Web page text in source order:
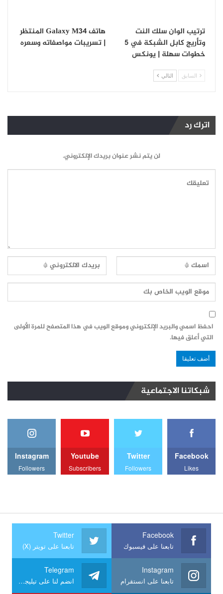
ترتيب الوان سلك النت
وتأريج كابل الشبكة في 5
خطوات سهلة | يونكس
هاتف Galaxy M34 المنتظر
| تسريبات مواصفاته وسعره
السابق التالي
اترك رد
لن يتم نشر عنوان بريدك الإلكتروني.
احفظ اسمي والبريد الإلكتروني وموقع الويب في هذا المتصفح للمرة الأولى
التي أعلق فيها.
شبكاتنا الاجتماعية
Facebook
Likes
Twitter
Followers
Youtube
Subscribers
Instagram
Followers
Facebook
تابعنا على فيسبوك
Twitter
تابعنا على تويتر (X)
Instagram
تابعنا على انستقرام
Telegram
انضم لنا على تيليجرام